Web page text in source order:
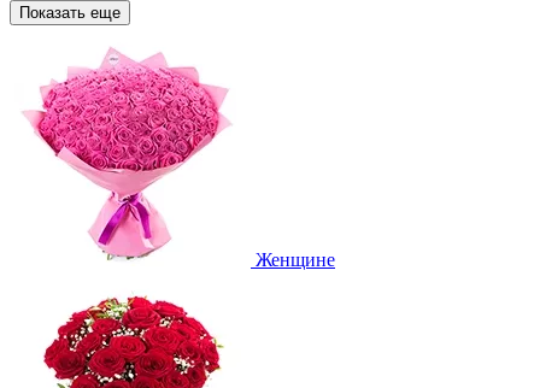
Показать еще
Женщине